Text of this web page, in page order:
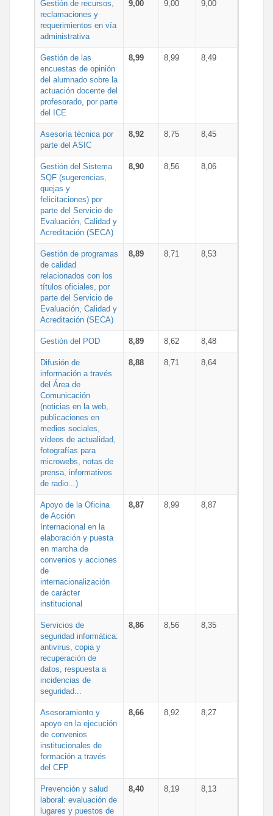
Gestión de recursos,
reclamaciones y
requerimientos en vía
administrativa
9,00 9,00 9,00
Gestión de las
encuestas de opinión
del alumnado sobre la
actuación docente del
profesorado, por parte
del ICE
8,99 8,99 8,49
Asesoría técnica por
parte del ASIC
8,92 8,75 8,45
Gestión del Sistema
SQF (sugerencias,
quejas y
felicitaciones) por
parte del Servicio de
Evaluación, Calidad y
Acreditación (SECA)
8,90 8,56 8,06
Gestión de programas
de calidad
relacionados con los
títulos oficiales, por
parte del Servicio de
Evaluación, Calidad y
Acreditación (SECA)
8,89 8,71 8,53
Gestión del POD 8,89 8,62 8,48
Difusión de
información a través
del Área de
Comunicación
(noticias en la web,
publicaciones en
medios sociales,
vídeos de actualidad,
fotografías para
microwebs, notas de
prensa, informativos
de radio...)
8,88 8,71 8,64
Apoyo de la Oficina
de Acción
Internacional en la
elaboración y puesta
en marcha de
convenios y acciones
de
internacionalización
de carácter
institucional
8,87 8,99 8,87
Servicios de
seguridad informática:
antivirus, copia y
recuperación de
datos, respuesta a
incidencias de
seguridad...
8,86 8,56 8,35
Asesoramiento y
apoyo en la ejecución
de convenios
institucionales de
formación a través
del CFP
8,66 8,92 8,27
Prevención y salud
laboral: evaluación de
lugares y puestos de
8,40 8,19 8,13